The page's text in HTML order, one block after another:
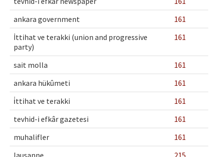
ankara government
161
İttihat ve terakki (union and progressive
party)
161
sait molla
161
ankara hükûmeti
161
i̇ttihat ve terakki
161
tevhid-i efkâr gazetesi
161
muhalifler
161